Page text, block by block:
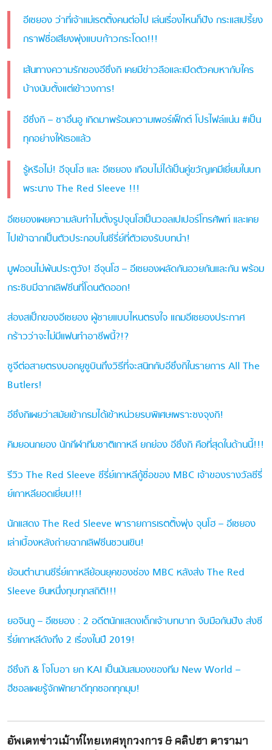
อีเซยอง ว่าที่เจ้าแม่เรตติ้งคนต่อไป เล่นเรื่องไหนก็ปัง กระแสเปรี้ยง
กราฟชื่อเสียงพุ่งแบบก้าวกระโดด!!!
เส้นทางความรักของอีซึงกิ เคยมีข่าวลือและเปิดตัวคบหากับใคร
บ้างนับตั้งแต่เข้าวงการ!
อีซึงกิ – ชาอึนอู เกิดมาพร้อมความเพอร์เฟ็กต์ โปรไฟล์แน่น #เป็น
ทุกอย่างให้เธอแล้ว
รู้หรือไม่! อีจุนโฮ และ อีเซยอง เกือบไม่ได้เป็นคู่ขวัญเคมีเยี่ยมในบท
พระนาง The Red Sleeve !!!
อีเซยองเผยความลับทำไมตั้งรูปจุนโฮเป็นวอลเปเปอร์โทรศัพท์ และเคย
ไปเข้าฉากเป็นตัวประกอบในซีรี่ย์ที่ตัวเองรับบทนำ!
มูฟออนไม่พ้นประตูวัง! อีจุนโฮ – อีเซยองผลัดกันอวยกันและกัน พร้อม
กระซิบมีฉากเลิฟซีนที่โดนตัดออก!
ส่องสเป็กของอีเซยอง ผู้ชายแบบไหนตรงใจ แถมอีเซยองประกาศ
กร้าวว่าจะไม่มีแฟนทำอาชีพนี้?!?
ซูจีต่อสายตรงบอกยูซูบินถึงวิธีที่จะสนิทกับอีซึงกิในรายการ All The
Butlers!
อีซึงกิเผยว่าสมัยเข้ากรมได้เข้าหน่วยรบพิเศษเพราะซงจุงกิ!
คิมยอนกยอง นักกีฬาทีมชาติเกาหลี ยกย่อง อีซึงกิ คือที่สุดในด้านนี้!!!
รีวิว The Red Sleeve ซีรี่ย์เกาหลีกู้ชื่อของ MBC เจ้าของรางวัลซีรี่
ย์เกาหลียอดเยี่ยม!!!
นักแสดง The Red Sleeve พารายการเรตติ้งพุ่ง จุนโฮ – อีเซยอง
เล่าเบื้องหลังถ่ายฉากเลิฟซีนชวนเขิน!
ย้อนตำนานซีรี่ย์เกาหลีย้อนยุคของช่อง MBC หลังส่ง The Red
Sleeve ยืนหนึ่งทุบทุกสถิติ!!!
ยอจินกู – อีเซยอง : 2 อดีตนักแสดงเด็กเจ้าบทบาท จับมือกันปัง ส่งซี
รี่ย์เกาหลีดังถึง 2 เรื่องในปี 2019!
อีซึงกิ & โจโบอา ยก KAI เป็นมันสมองของทีม New World –
ฮีชอลเผยรู้จักพัทยาดีทุกซอกทุกมุม!
อัพเดทข่าวเม้าท์ไทยเทศทุกวงการ & คลิปฮา ดารามา